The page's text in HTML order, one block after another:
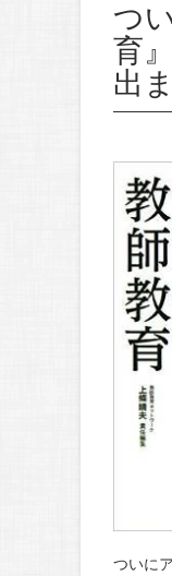
つ
育
出
ついに